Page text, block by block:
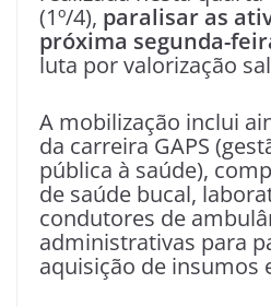
(1º/4), paralisar as
próxima segunda-
luta por valorização
A mobilização inclui
da carreira GAPS
pública à saúde),
de saúde bucal,
condutores de
administrativas para
aquisição de insumos